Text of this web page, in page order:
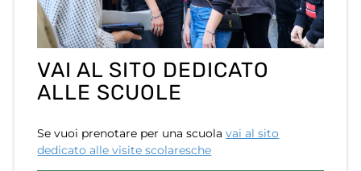
VAI AL SITO DEDICATO
ALLE SCUOLE
Se vuoi prenotare per una scuolavai al sito
dedicato alle visite scolaresche